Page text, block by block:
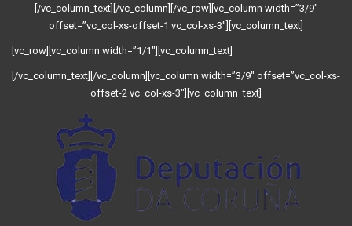
[/vc_column_text][/vc_column][/vc_row][vc_column width=”3/9″
offset=”vc_col-xs-offset-1 vc_col-xs-3″][vc_column_text]
[vc_row][vc_column width=”1/1″][vc_column_text]
[/vc_column_text][/vc_column][vc_column width=”3/9″ offset=”vc_col-xs-
offset-2 vc_col-xs-3″][vc_column_text]